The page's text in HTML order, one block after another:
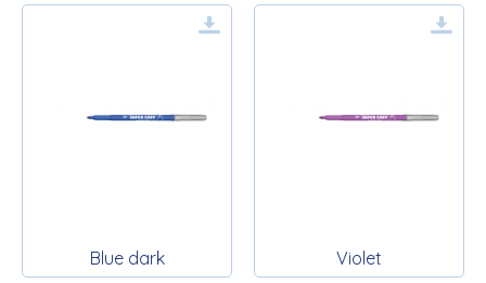
Blue dark Violet